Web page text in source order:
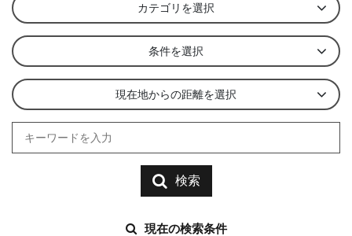
カテゴリを選択
条件を選択
現在地からの距離を選択
検索
現在の検索条件